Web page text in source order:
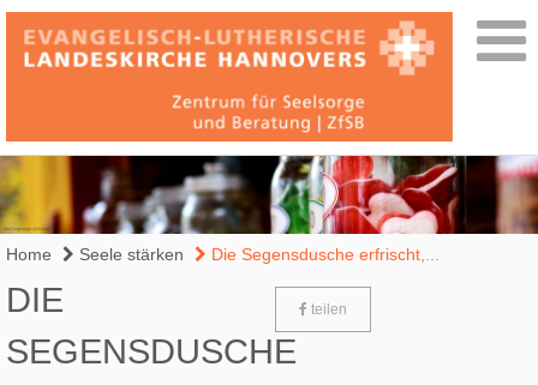
Home Seele stärken Die Segensdusche erfrischt,...
DIE
SEGENSDUSCHE
teilen